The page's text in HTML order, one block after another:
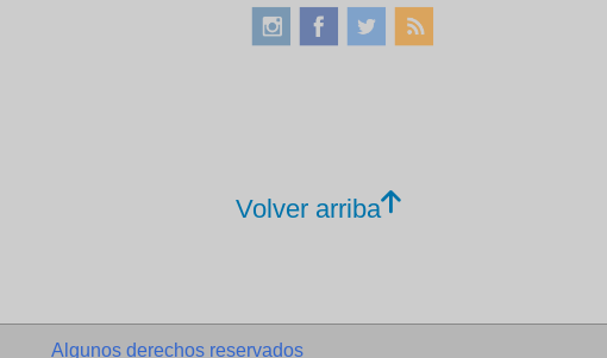
Volver arriba
Algunos derechos reservados